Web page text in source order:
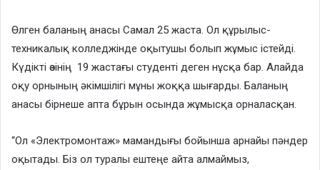
Өлген баланың анасы Самал 25 жаста. Ол құрылыс-
техникалық колледжінде оқытушы болып жұмыс істейді.
Күдікті өзінің 19 жастағы студенті деген нұсқа бар. Алайда
оқу орнының әкімшілігі мұны жоққа шығарды. Баланың
анасы бірнеше апта бұрын осында жұмысқа орналасқан.
“Ол «Электромонтаж» мамандығы бойынша арнайы пәндер
оқытады. Біз ол туралы ештеңе айта алмаймыз,